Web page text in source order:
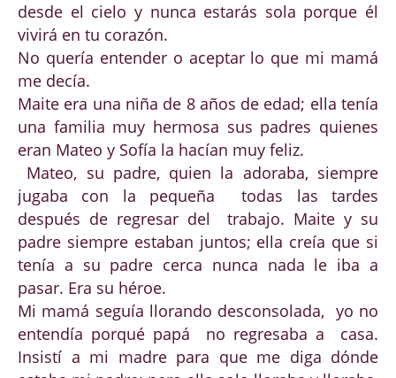
desde el cielo y nunca estarás sola porque él
vivirá en tu corazón.
No quería entender o aceptar lo que mi mamá
me decía.
Maite era una niña de 8 años de edad; ella tenía
una familia muy hermosa sus padres quienes
eran Mateo y Sofía la hacían muy feliz.
Mateo, su padre, quien la adoraba, siempre
jugaba con la pequeña todas las tardes
después de regresar del trabajo. Maite y su
padre siempre estaban juntos; ella creía que si
tenía a su padre cerca nunca nada le iba a
pasar. Era su héroe.
Mi mamá seguía llorando desconsolada, yo no
entendía porqué papá no regresaba a casa.
Insistí a mi madre para que me diga dónde